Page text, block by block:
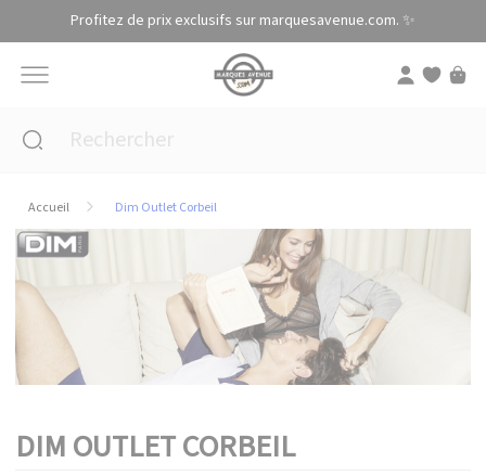
Profitez de prix exclusifs sur marquesavenue.com. ✨
Accueil Dim Outlet Corbeil
DIM OUTLET CORBEIL
Panneau de gestion des cookies